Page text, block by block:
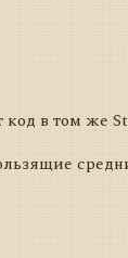
код в том же